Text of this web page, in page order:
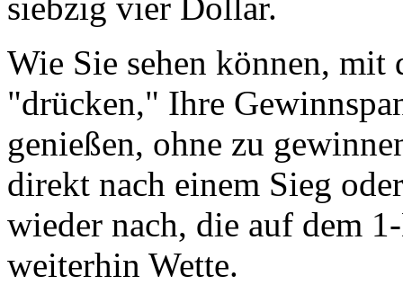
Wie Sie sehen können,
"drücken," Ihre
genießen, ohne zu
direkt nach einem Sieg
wieder nach, die auf dem
weiterhin Wette.